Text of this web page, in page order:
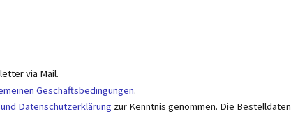
via Mail.
Geschäftsbedingungen.
Datenschutzerklärung zur Kenntnis genommen. Die